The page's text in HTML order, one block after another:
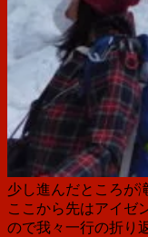
少し進んだところが
ここから先はアイゼ
ので我々一行の折り